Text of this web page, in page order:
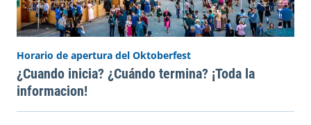
Horario de apertura del Oktoberfest
¿Cuando inicia? ¿Cuándo termina? ¡Toda la
informacion!